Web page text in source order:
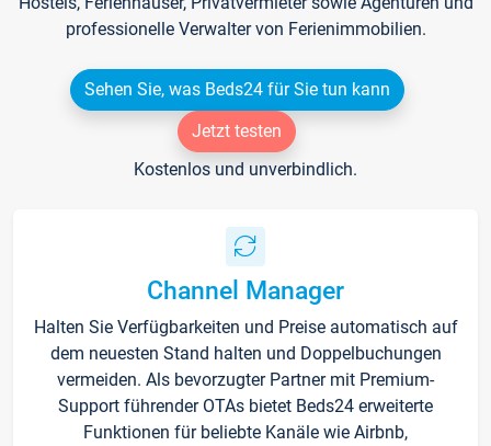
professionelle Verwalter von Ferienimmobilien.
Sehen Sie, was Beds24 für Sie tun kann
Jetzt testen
Kostenlos und unverbindlich.
Channel Manager
Halten Sie Verfügbarkeiten und Preise automatisch auf
dem neuesten Stand halten und Doppelbuchungen
vermeiden. Als bevorzugter Partner mit Premium-
Support führender OTAs bietet Beds24 erweiterte
Funktionen für beliebte Kanäle wie Airbnb,